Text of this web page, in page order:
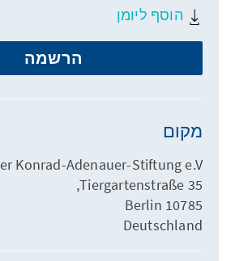
הוסף ליומן
הרשמה
מקום
Konrad-Adenauer-Stiftung e.V.
Tiergartenstraße 35,
10785 Berlin
Deutschland